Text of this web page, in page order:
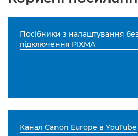
Посібники з налаштування
підключення PIXMA
Канал Canon Europe в YouTube